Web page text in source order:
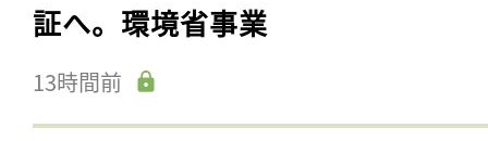
証へ。環境省事業
13時間前